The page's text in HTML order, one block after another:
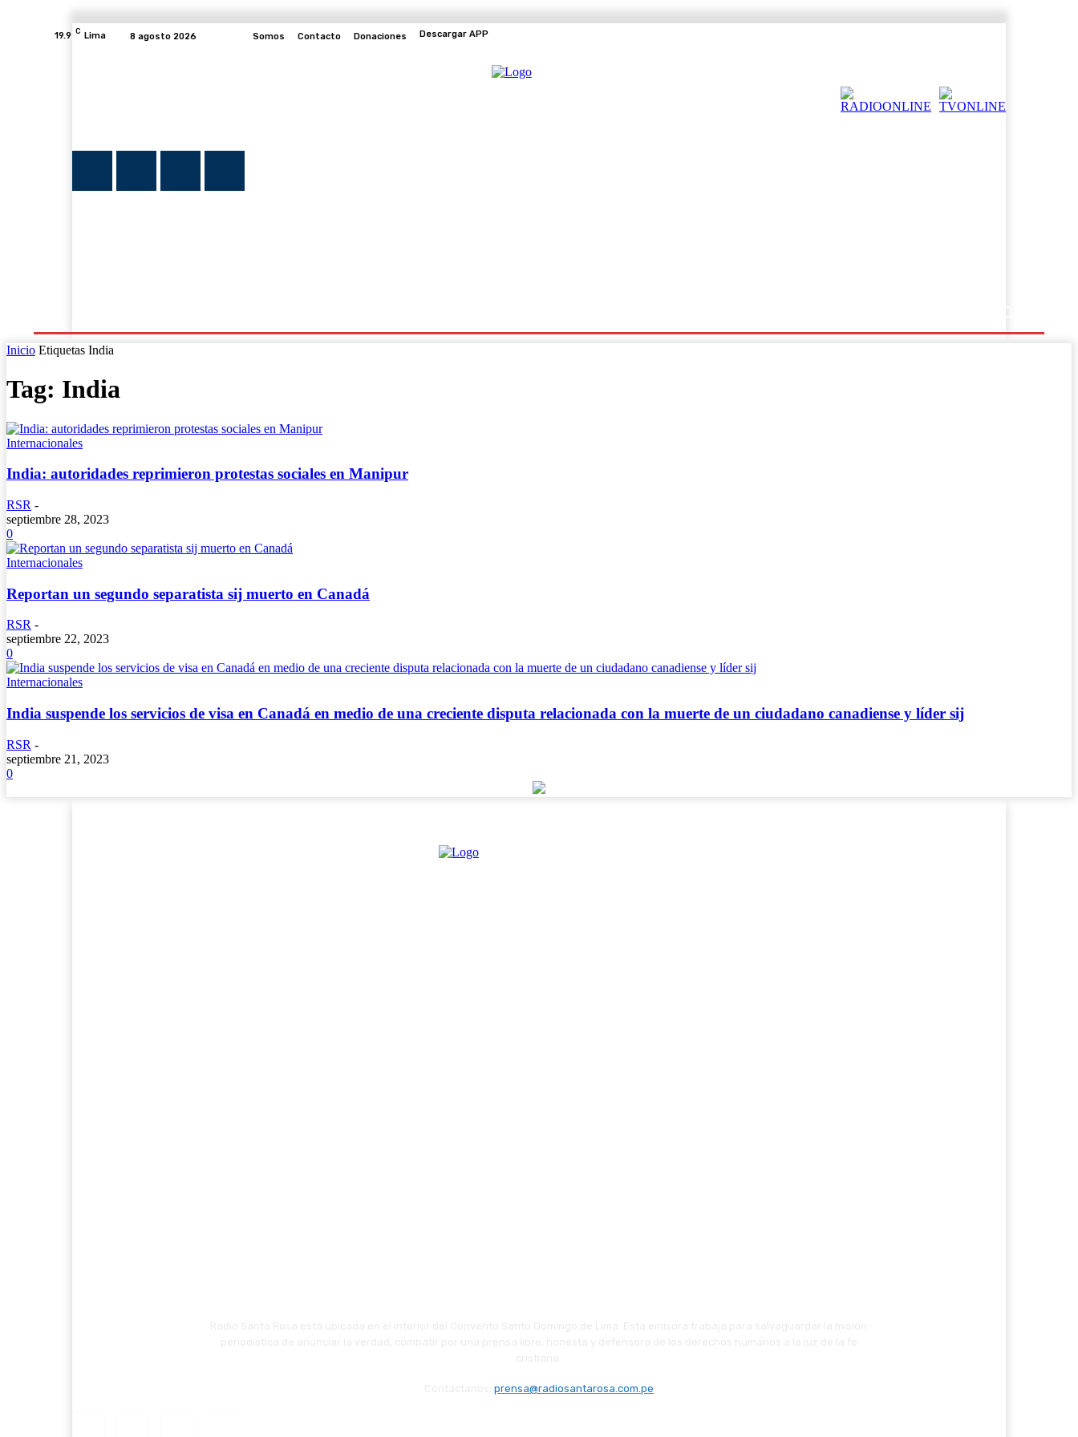
19.9 C Lima 8 agosto 2026 Somos Contacto Donaciones Descargar APP
Inicio Etiquetas India
Tag: India
Internacionales
India: autoridades reprimieron protestas sociales en Manipur
RSR -
septiembre 28, 2023
0
Internacionales
Reportan un segundo separatista sij muerto en Canadá
RSR -
septiembre 22, 2023
0
Internacionales
India suspende los servicios de visa en Canadá en medio de una creciente disputa relacionada con la muerte de un ciudadano canadiense y líder sij
RSR -
septiembre 21, 2023
0
prensa@radiosantarosa.com.pe